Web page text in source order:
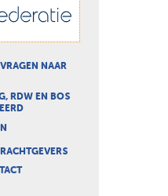
NAAR
RDW EN BOS